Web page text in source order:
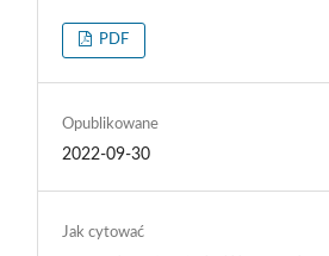
PDF
Opublikowane
2022-09-30
Jak cytować